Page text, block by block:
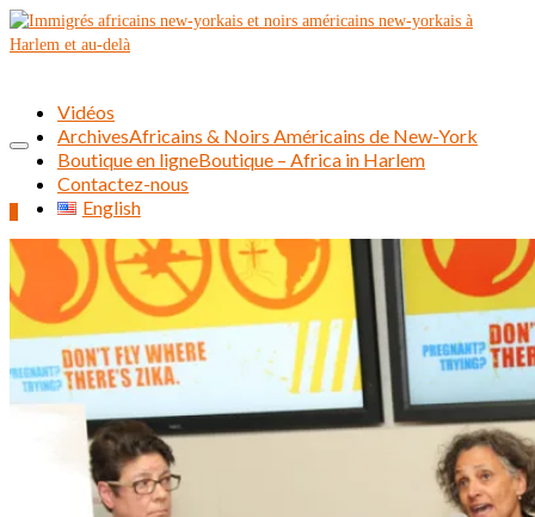
Rechercher :
Vidéos
ArchivesAfricains & Noirs Américains de New-York
Boutique en ligneBoutique – Africa in Harlem
Contactez-nous
English